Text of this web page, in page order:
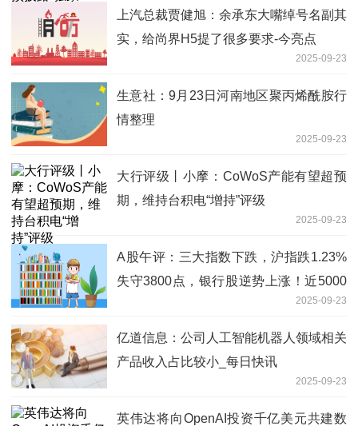
上汽总裁贾健旭：余承东大嘴绰号名副其
实，给尚界H5提了很多要求-今亮点
2025-09-23
生意社：9月23日河南地区聚丙烯酰胺行
情整理
2025-09-23
大行评级丨小摩：CoWoS产能有望超预
期，维持台积电“增持”评级
2025-09-23
A股午评：三大指数下跌，沪指跌1.23%
失守3800点，银行股逆势上涨！近5000
股下跌，成交额17135亿放量3579亿-要
闻
2025-09-23
亿道信息：公司人工智能机器人领域相关
产品收入占比较小_每日快讯
2025-09-23
英伟达将向OpenAI投资千亿美元共建数